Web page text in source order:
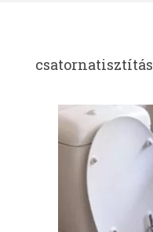
csatornatisztítás